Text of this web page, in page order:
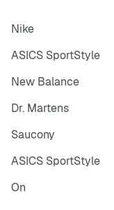
Nike
ASICS SportStyle
New Balance
Dr. Martens
Saucony
ASICS SportStyle
On